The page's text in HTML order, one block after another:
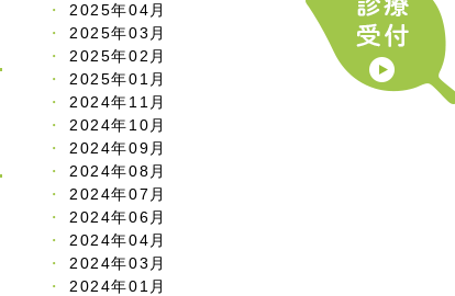
2025年04月
2025年03月
2025年02月
2025年01月
2024年11月
2024年10月
2024年09月
2024年08月
2024年07月
2024年06月
2024年04月
2024年03月
2024年01月